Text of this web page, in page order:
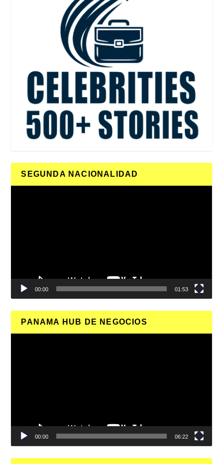
SEGUNDA NACIONALIDAD
00:00 01:53
PANAMA HUB DE NEGOCIOS
00:00 06:22